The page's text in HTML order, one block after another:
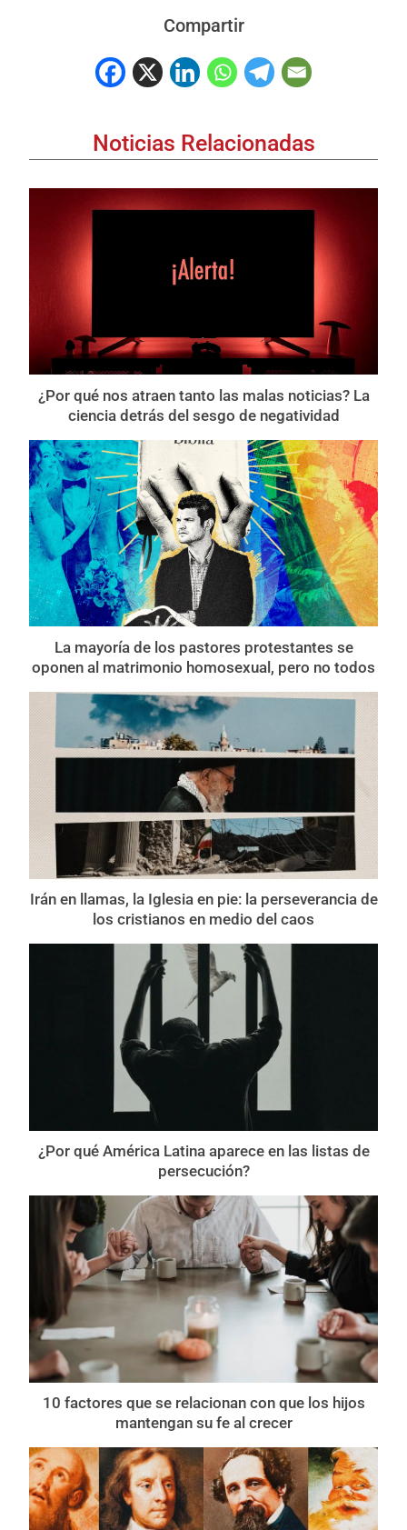
Compartir
Noticias Relacionadas
¿Por qué nos atraen tanto las malas noticias? La
ciencia detrás del sesgo de negatividad
La mayoría de los pastores protestantes se
oponen al matrimonio homosexual, pero no todos
Irán en llamas, la Iglesia en pie: la perseverancia de
los cristianos en medio del caos
¿Por qué América Latina aparece en las listas de
persecución?
10 factores que se relacionan con que los hijos
mantengan su fe al crecer